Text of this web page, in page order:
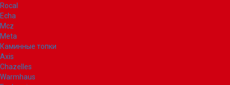
Rocal
Echa
Mcz
Meta
Каминные топки
Axis
Chazelles
Warmhaus